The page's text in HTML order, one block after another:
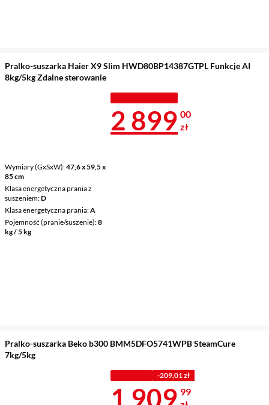
Pralko-suszarka Haier X9 Slim HWD80BP14387GTPL Funkcje AI
8kg/5kg Zdalne sterowanie
Wymiary (GxSxW) 47,6 x 59,5 x
85 cm
Klasa energetyczna prania z
suszeniem D
Klasa energetyczna prania A
Pojemność (pranie/suszenie) 8
kg / 5 kg
Cena 2 899 zł
2 899 00
zł
Pralko-suszarka Beko b300 BMM5DFO5741WPB SteamCure
7kg/5kg
-209,01 zł
Cena 1
1 909 99